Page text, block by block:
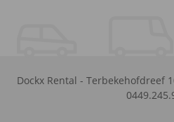
Dockx Rental - Terbekehofdreef